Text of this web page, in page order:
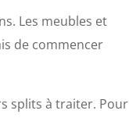
Les meubles et
de commencer
splits à traiter. Pour